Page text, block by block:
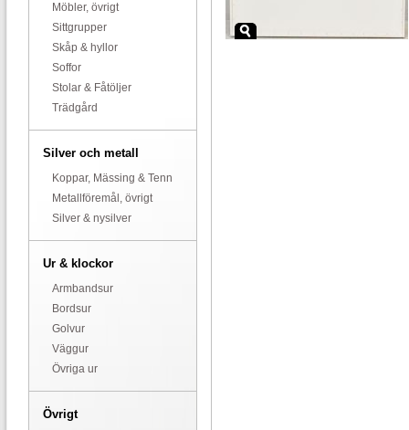
Möbler, övrigt
Sittgrupper
Skåp & hyllor
Soffor
Stolar & Fåtöljer
Trädgård
Silver och metall
Koppar, Mässing & Tenn
Metallföremål, övrigt
Silver & nysilver
Ur & klockor
Armbandsur
Bordsur
Golvur
Väggur
Övriga ur
Övrigt